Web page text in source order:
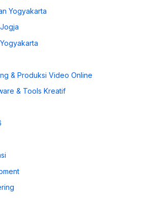
Yogyakarta
& Produksi Video Online
& Tools Kreatif